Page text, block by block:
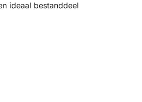
ideaal bestanddeel